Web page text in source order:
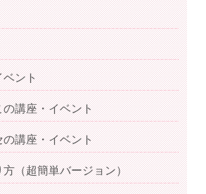
ベント
の講座・イベント
の講座・イベント
方（超簡単バージョン）